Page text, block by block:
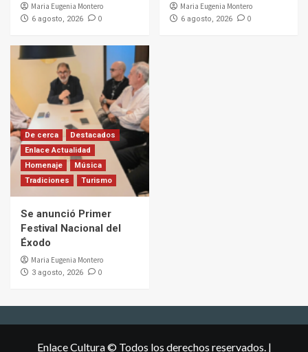
Maria Eugenia Montero
6 agosto, 2026 0
Maria Eugenia Montero
6 agosto, 2026 0
De cerca
Destacados
Enlace Actualidad
Homenaje
Música
Tradiciones
Turismo
Se anunció Primer
Festival Nacional del
Éxodo
Maria Eugenia Montero
3 agosto, 2026 0
Enlace Cultura © Todos los derechos reservados. |